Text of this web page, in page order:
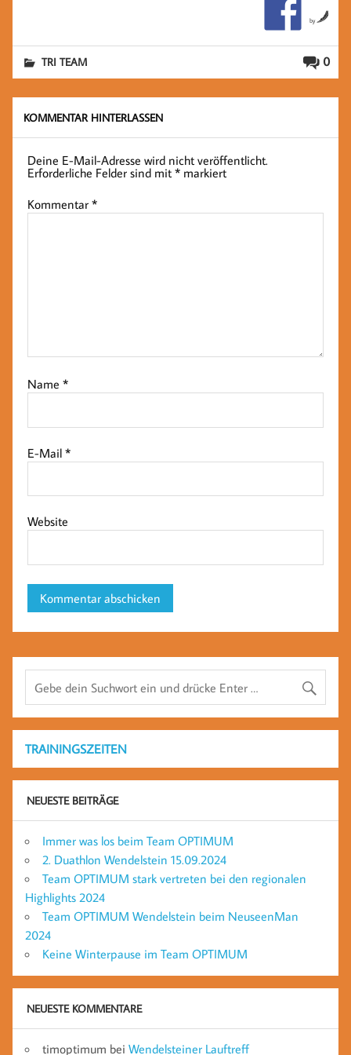
by
0
TRI TEAM
KOMMENTAR HINTERLASSEN
Deine E-Mail-Adresse wird nicht veröffentlicht.
Erforderliche Felder sind mit* markiert
Kommentar*
Name*
E-Mail*
Website
TRAININGSZEITEN
NEUESTE BEITRÄGE
Immer was los beim Team OPTIMUM
2. Duathlon Wendelstein 15.09.2024
Team OPTIMUM stark vertreten bei den regionalen
Highlights 2024
Team OPTIMUM Wendelstein beim NeuseenMan
2024
Keine Winterpause im Team OPTIMUM
NEUESTE KOMMENTARE
timoptimum bei Wendelsteiner Lauftreff